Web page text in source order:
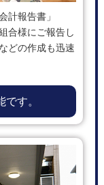
計報告書」
合様にご報告し
どの作成も迅速
す。